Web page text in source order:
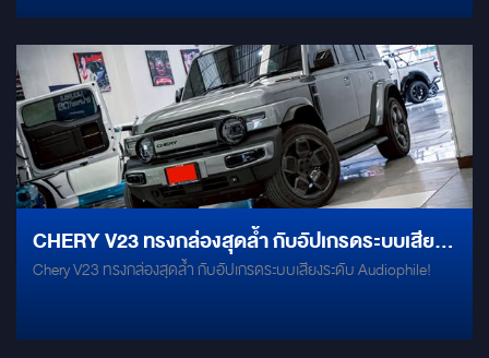
ที่ชัดเจน รายละเอียดครบ และเวทีเสียงที่สมจริงรอบคัน ชุดลำโพง ESB
3.25 ถ่ายทอดเสียงแหลมใส รายละเอียดคมชัด คู่หลัง ESB 3.65 Mid
Range ขนาด 2.5 นิ้ว เพิ่มความสมบูรณ์ของเวทีเสียง ติดตั้งลำโพง
Center Speaker MAOT TS35-03 แบบ 2 Ways Center ช่วยถ่ายทอด
เสียงร้องให้อยู่กึ่งกลางอย่างแม่นยำ ฟังเพลงหรือรับชมความบันเทิงได้
อรรถรสมากยิ่งขึ้น เติมพลังเบสให้หนักแน่นลงตัว SUBBOX Nakamichi
NBF 8.1A ขนาด 8 นิ้ว พร้อมงานแผงครอบซับเก็บงานอย่างประณีต
กลมกลืนกับห้องโดยสาร ควบคุมและจูนเสียงอย่างละเอียด POWER
AMP DSP MAOT MX-8 พร้อม Processor 8 Channels ปรับแต่งเสียง
ได้อย่างอิสระผ่านสมาร์ทโฟน รองรับการจูนเสียงอย่างละเอียด เพื่อดึง
ศักยภาพของลำโพงทุกตำแหน่งออกมาได้อย่างเต็มประสิทธิภาพ อีกหนึ่ง
ชุดอัปเกรดที่ออกแบบมาเพื่อ Chery V23 โดยเฉพาะ ให้ทุกเส้นทางเต็มไป
CHERY V23 ทรงกล่องสุดล้ำ กับอัปเกรดระบบเสียง
ระดับ AUDIOPHILE!
Chery V23 ทรงกล่องสุดล้ำ กับอัปเกรดระบบเสียงระดับ Audiophile!